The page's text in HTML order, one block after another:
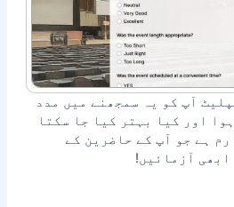
آپ کو یہ سمجھنے میں مدد
اور کیا بہتر کیا جا سکتا
ہے جو آپ کے حاضرین کے
آزمائیں!